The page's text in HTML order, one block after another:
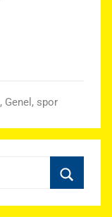
, Genel , spor